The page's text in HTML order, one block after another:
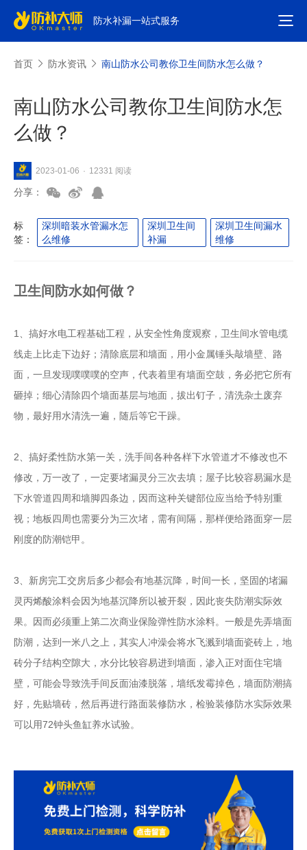
防水补漏一站式服务
首页 防水资讯 南山防水公司教你卫生间防水怎么做？
南山防水公司教你卫生间防水怎
么做？
2023-01-06 · 12331 阅读
分享：
标
签：
深圳暗装水管漏水怎
么维修
深圳卫生间
补漏
深圳卫生间漏水
维修
卫生间防水如何做？
1、搞好水电工程基础工程，从安全性角度观察，卫生间水管电缆
线走上比走下边好；清除底层和墙面，用小金属锤头敲墙壁、路
面，一旦发现噗噗噗的空声，代表着里有墙面空鼓，务必把它所有
砸掉；细心清除四个墙面基层与地面，拔出钉子，清洗杂土废弃
物，最好用水清洗一遍，随后等它干躁。
2、搞好柔性防水第一关，洗手间各种各样下水管道才不修改也不
修改，万一改了，一定要堵漏灵分三次去填；屋子比较容易漏水是
下水管道四周和墙脚四条边，因而这种关键部位应当给予特别重
视；地板四周也需要分为三次堵，需有间隔，那样便给路面穿一层
刚度的防潮铠甲。
3、新房完工交房后多少都会有地基沉降，时间一长，坚固的堵漏
灵丙烯酸涂料会因为地基沉降所以被开裂，因此丧失防潮实际效
果。因而必须重上第二次商业保险弹性防水涂料。一般是先弄墙面
防潮，达到一米八之上，其实人冲澡会将水飞溅到墙面瓷砖上，地
砖分子结构空隙大，水分比较容易进到墙面，渗入正对面住宅墙
壁，可能会导致洗手间反面油漆脱落，墙纸发霉掉色，墙面防潮搞
好，先贴墙砖，然后再进行路面装修防水，检验装修防水实际效果
可以用72钟头鱼缸养水试验。